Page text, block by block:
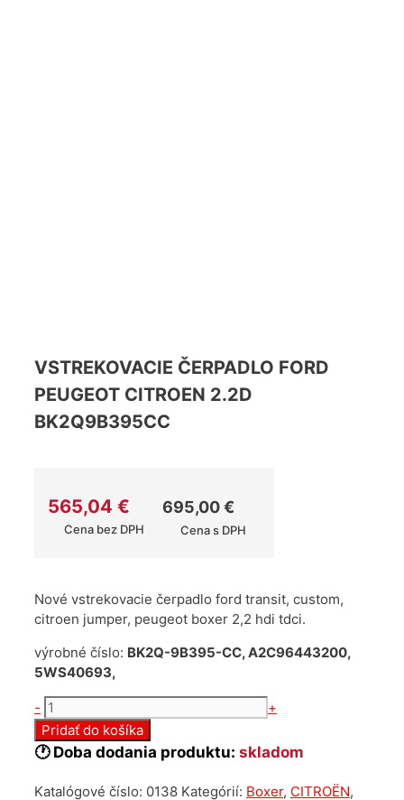
VSTREKOVACIE ČERPADLO FORD
PEUGEOT CITROEN 2.2D
BK2Q9B395CC
565,04 €
Cena bez DPH
695,00€
Cena s DPH
Nové vstrekovacie čerpadlo ford transit, custom,
citroen jumper, peugeot boxer 2,2 hdi tdci.
výrobné číslo: BK2Q-9B395-CC, A2C96443200,
5WS40693,
- množstvo
Vstrekovacie
čerpadlo
Ford
Peugeot
+
Pridať do košíka
🕐 Doba dodania produktu: skladom
Katalógové číslo: 0138 Kategórií: Boxer, CITROËN,